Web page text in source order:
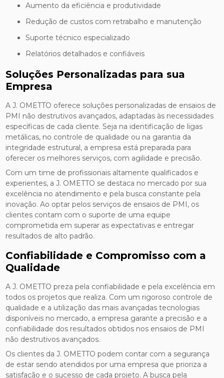
Aumento da eficiência e produtividade
Redução de custos com retrabalho e manutenção
Suporte técnico especializado
Relatórios detalhados e confiáveis
Soluções Personalizadas para sua
Empresa
A J. OMETTO oferece soluções personalizadas de ensaios de
PMI não destrutivos avançados, adaptadas às necessidades
específicas de cada cliente. Seja na identificação de ligas
metálicas, no controle de qualidade ou na garantia da
integridade estrutural, a empresa está preparada para
oferecer os melhores serviços, com agilidade e precisão.
Com um time de profissionais altamente qualificados e
experientes, a J. OMETTO se destaca no mercado por sua
excelência no atendimento e pela busca constante pela
inovação. Ao optar pelos serviços de ensaios de PMI, os
clientes contam com o suporte de uma equipe
comprometida em superar as expectativas e entregar
resultados de alto padrão.
Confiabilidade e Compromisso com a
Qualidade
A J. OMETTO preza pela confiabilidade e pela excelência em
todos os projetos que realiza. Com um rigoroso controle de
qualidade e a utilização das mais avançadas tecnologias
disponíveis no mercado, a empresa garante a precisão e a
confiabilidade dos resultados obtidos nos ensaios de PMI
não destrutivos avançados.
Os clientes da J. OMETTO podem contar com a segurança
de estar sendo atendidos por uma empresa que prioriza a
satisfação e o sucesso de cada projeto. A busca pela